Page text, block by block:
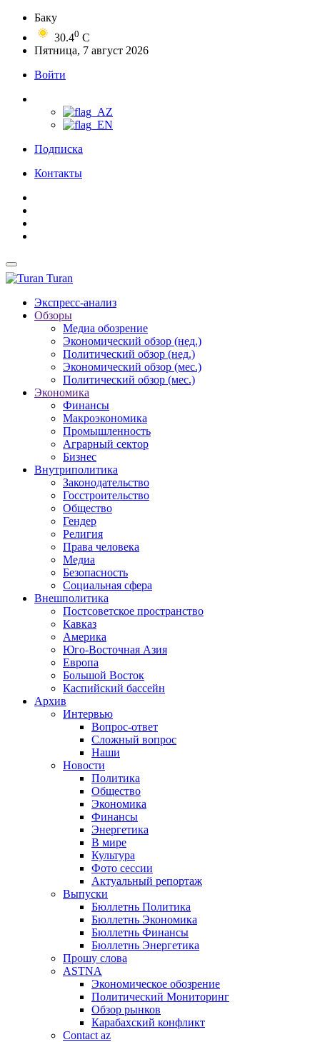
Баку
30.40 C
Пятница, 7 август 2026
Войти
Подписка
Контакты
Turan
Экспресс-анализ
Обзоры
Медиа обозрение
Экономический обзор (нед.)
Политический обзор (нед.)
Экономический обзор (мес.)
Политический обзор (мес.)
Экономика
Финансы
Макроэкономика
Промышленность
Аграрный сектор
Бизнес
Внутриполитика
Законодательство
Госстроительство
Общество
Гендер
Религия
Права человека
Медиа
Безопасность
Социальная сфера
Внешполитика
Постсоветское пространство
Кавказ
Америка
Юго-Восточная Азия
Европа
Большой Восток
Каспийский бассейн
Архив
Интервью
Вопрос-ответ
Сложный вопрос
Наши
Новости
Политика
Общество
Экономика
Финансы
Энергетика
В мире
Культура
Фото сессии
Актуальный репортаж
Выпуски
Бюллетнь Политика
Бюллетнь Экономика
Бюллетнь Финансы
Бюллетнь Энергетика
Прошу слова
ASTNA
Экономическое обозрение
Политический Мониторинг
Обзор рынков
Карабахский конфликт
Contact az